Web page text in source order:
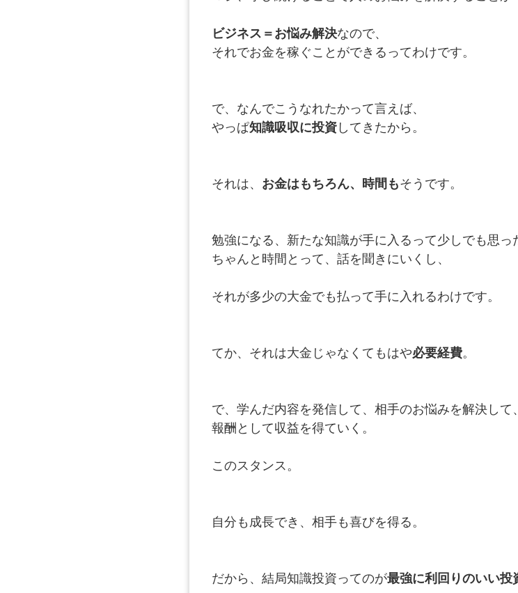
ビジネス＝お悩み解決なので、
それでお金を稼ぐことができるってわけです。
で、なんでこうなれたかって言えば、
やっぱ知識吸収に投資 してきたから。
それは、 お金はもちろん、時間もそうです。
勉強になる、新たな知識が手に入るって少しでも思っ
ちゃんと時間とって、話を聞きにいくし、
それが多少の大金でも払って手に入れるわけです。
てか、それは大金じゃなくてもはや必要経費。
で、学んだ内容を発信して、相手のお悩みを解決して、
報酬として収益を得ていく。
このスタンス。
自分も成長でき、相手も喜びを得る。
だから、結局知識投資ってのが最強に利回りのいい投